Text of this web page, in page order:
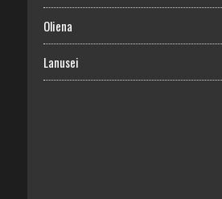
Oliena
Lanusei